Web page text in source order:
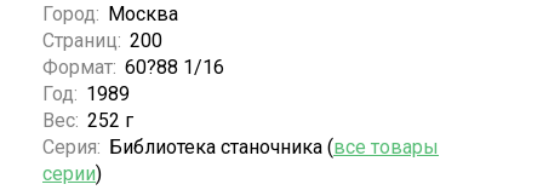
Город: Москва
Страниц: 200
Формат: 60?88 1/16
Год: 1989
Вес: 252 г
Серия: Библиотека станочника (все товары
серии)